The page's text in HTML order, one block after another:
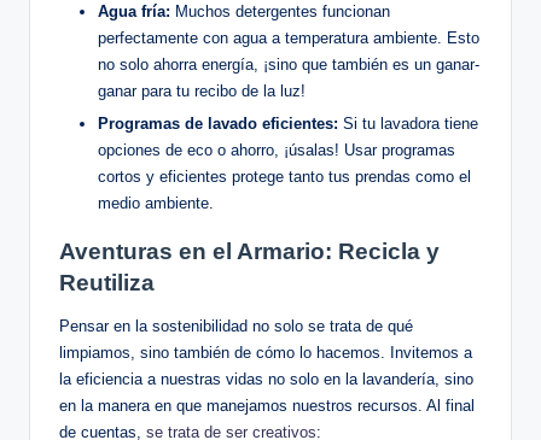
Agua fría: Muchos detergentes funcionan
perfectamente con agua a temperatura ambiente. Esto
no solo ahorra energía, ¡sino que también es un ganar-
ganar para tu recibo de la luz!
Programas de lavado eficientes: Si tu lavadora tiene
opciones de eco o ahorro, ¡úsalas! Usar programas
cortos y eficientes protege tanto tus prendas como el
medio ambiente.
Aventuras en el Armario: Recicla y
Reutiliza
Pensar en la sostenibilidad no solo se trata de qué
limpiamos, sino también de cómo lo hacemos. Invitemos a
la eficiencia a nuestras vidas no solo en la lavandería, sino
en la manera en que manejamos nuestros recursos. Al final
de cuentas, se trata de ser creativos: